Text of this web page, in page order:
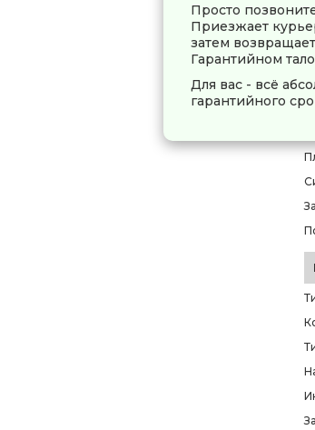
Просто
Приезжает
затем
Гарантийном
Для вас - всё
гарантийного